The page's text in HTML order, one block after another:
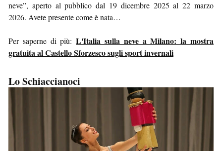
neve”, aperto al pubblico dal 19 dicembre 2025 al 22 marzo
2026. Avete presente come è nata…
Per saperne di più:L'Italia sulla neve a Milano: la mostra
gratuita al Castello Sforzesco sugli sport invernali
Lo Schiaccianoci